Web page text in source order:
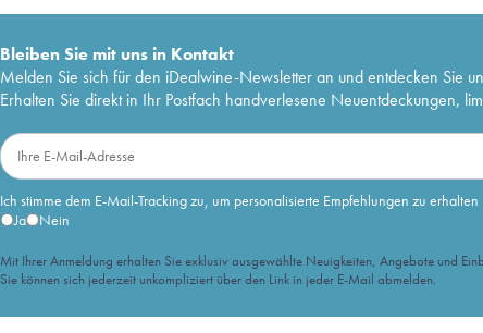
Bleiben Sie mit uns in Kontakt
Melden Sie sich für den iDealwine-Newsletter an und entdecken Sie
Erhalten Sie direkt in Ihr Postfach handverlesene Neuentdeckungen,
Ich stimme dem E-Mail-Tracking zu, um personalisierte Empfehlungen zu erhalten
Ja
Nein
Mit Ihrer Anmeldung erhalten Sie exklusiv ausgewählte Neuigkeiten, Angebote und
Sie können sich jederzeit unkompliziert über den Link in jeder E-Mail abmelden.